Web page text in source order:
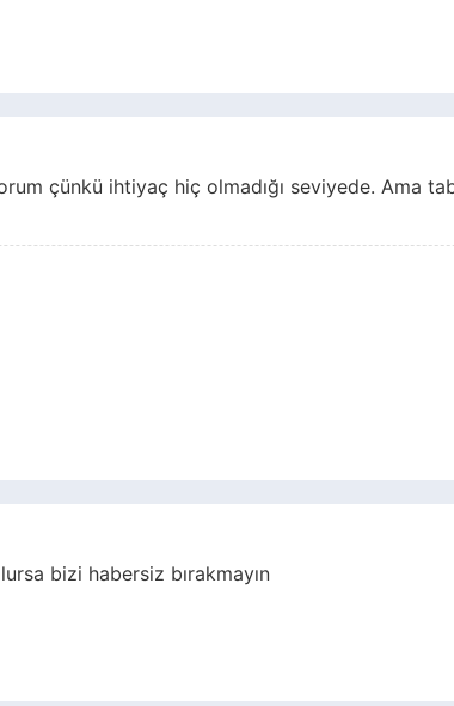
çünkü ihtiyaç hiç olmadığı seviyede. Ama
bizi habersiz bırakmayın